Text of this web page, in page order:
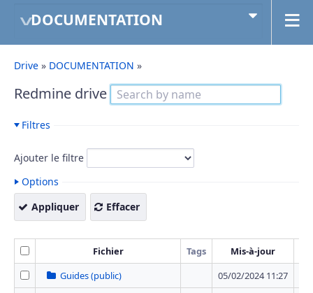
DOCUMENTATION
Drive » DOCUMENTATION »
Redmine drive
Filtres
Ajouter le filtre
Options
Appliquer
Effacer
Fichier Tags Mis-à-jour
Guides (public)
05/02/2024 11:27